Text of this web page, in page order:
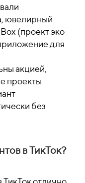
ювелирный
(проект эко-
для
акцией,
проекты
без
в ТикТок?